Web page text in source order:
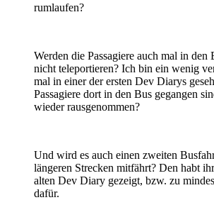
rumlaufen?
Werden die Passagiere auch mal in den
nicht teleportieren? Ich bin ein wenig
mal in einer der ersten Dev Diarys
Passagiere dort in den Bus gegangen
wieder rausgenommen?
Und wird es auch einen zweiten
längeren Strecken mitfährt? Den habt
alten Dev Diary gezeigt, bzw. zu
dafür.